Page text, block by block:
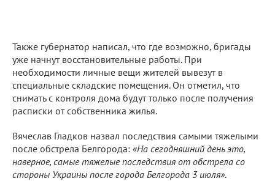
Также губернатор написал, что где возможно, бригады
уже начнут восстановительные работы. При
необходимости личные вещи жителей вывезут в
специальные складские помещения. Он отметил, что
снимать с контроля дома будут только после получения
расписки от собственника жилья.
Вячеслав Гладков назвал последствия самыми тяжелыми
после обстрела Белгорода: «На сегодняшний день это,
наверное, самые тяжелые последствия от обстрела со
стороны Украины после города Белгорода 3 июля».